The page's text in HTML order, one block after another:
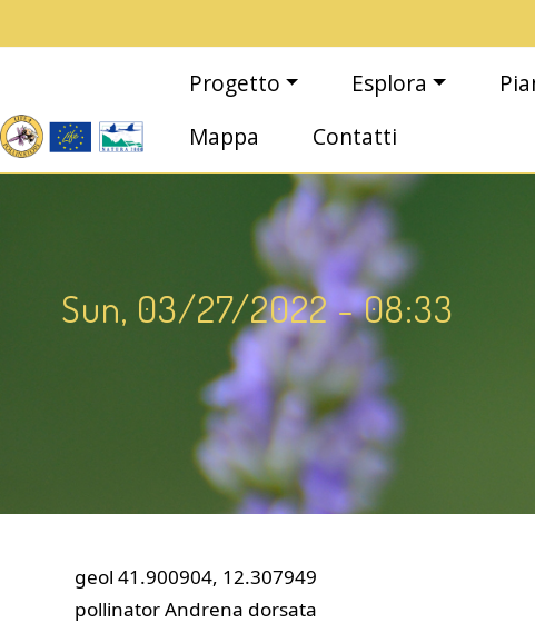
Main navigation
Progetto Esplora
Mappa
Contatti
Sun, 03/27/2022 - 08:33
geol 41.900904, 12.307949
pollinatorAndrena dorsata